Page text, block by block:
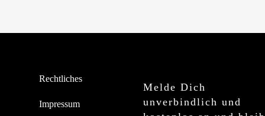
Rechtliches
Impressum
Melde Dich
unverbindlich und